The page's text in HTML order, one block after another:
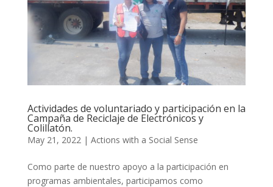
Actividades de voluntariado y participación en la
Campaña de Reciclaje de Electrónicos y
Colillatón.
May 21, 2022| Actions with a Social Sense
Como parte de nuestro apoyo a la participación en
programas ambientales, participamos como